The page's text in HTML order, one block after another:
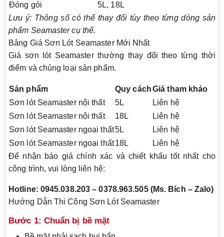
Đóng gói
5L, 18L
Lưu ý: Thông số có thể thay đổi tùy theo từng dòng sản
phẩm Seamaster cụ thể.
Bảng Giá Sơn Lót Seamaster Mới Nhất
Giá sơn lót Seamaster thường thay đổi theo từng thời
điểm và chủng loại sản phẩm.
Sản phẩm Quy cáchGiá tham khảo
Sơn lót Seamaster nội thất
5L
Liên hệ
Sơn lót Seamaster nội thất
18L
Liên hệ
Sơn lót Seamaster ngoại thất5L
Liên hệ
Sơn lót Seamaster ngoại thất18L
Liên hệ
Để nhận báo giá chính xác và chiết khấu tốt nhất cho
công trình, vui lòng liên hệ:
Hotline: 0945.038.203 – 0378.963.505 (Ms. Bích – Zalo)
Hướng Dẫn Thi Công Sơn Lót Seamaster
Bước 1: Chuẩn bị bề mặt